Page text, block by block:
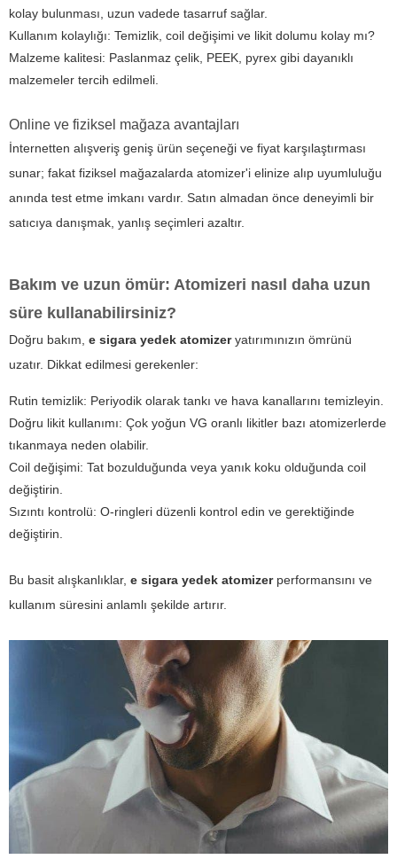
kolay bulunması, uzun vadede tasarruf sağlar.
Kullanım kolaylığı: Temizlik, coil değişimi ve likit dolumu kolay mı?
Malzeme kalitesi: Paslanmaz çelik, PEEK, pyrex gibi dayanıklı
malzemeler tercih edilmeli.
Online ve fiziksel mağaza avantajları
İnternetten alışveriş geniş ürün seçeneği ve fiyat karşılaştırması
sunar; fakat fiziksel mağazalarda atomizer'i elinize alıp uyumluluğu
anında test etme imkanı vardır. Satın almadan önce deneyimli bir
satıcıya danışmak, yanlış seçimleri azaltır.
Bakım ve uzun ömür: Atomizeri nasıl daha uzun
süre kullanabilirsiniz?
Doğru bakım, e sigara yedek atomizeryatırımınızın ömrünü
uzatır. Dikkat edilmesi gerekenler:
Rutin temizlik: Periyodik olarak tankı ve hava kanallarını temizleyin.
Doğru likit kullanımı: Çok yoğun VG oranlı likitler bazı atomizerlerde
tıkanmaya neden olabilir.
Coil değişimi: Tat bozulduğunda veya yanık koku olduğunda coil
değiştirin.
Sızıntı kontrolü: O-ringleri düzenli kontrol edin ve gerektiğinde
değiştirin.
Bu basit alışkanlıklar, e sigara yedek atomizerperformansını ve
kullanım süresini anlamlı şekilde artırır.